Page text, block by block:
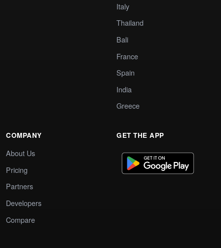
Italy
Thailand
Bali
France
Spain
India
Greece
COMPANY
About Us
Pricing
Partners
Developers
Compare
GET THE APP